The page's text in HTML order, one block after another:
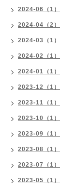
2024-06（1）
2024-04（2）
2024-03（1）
2024-02（1）
2024-01（1）
2023-12（1）
2023-11（1）
2023-10（1）
2023-09（1）
2023-08（1）
2023-07（1）
2023-05（1）